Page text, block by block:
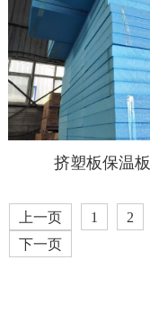
挤塑板保温板
上一页 1 2
下一页